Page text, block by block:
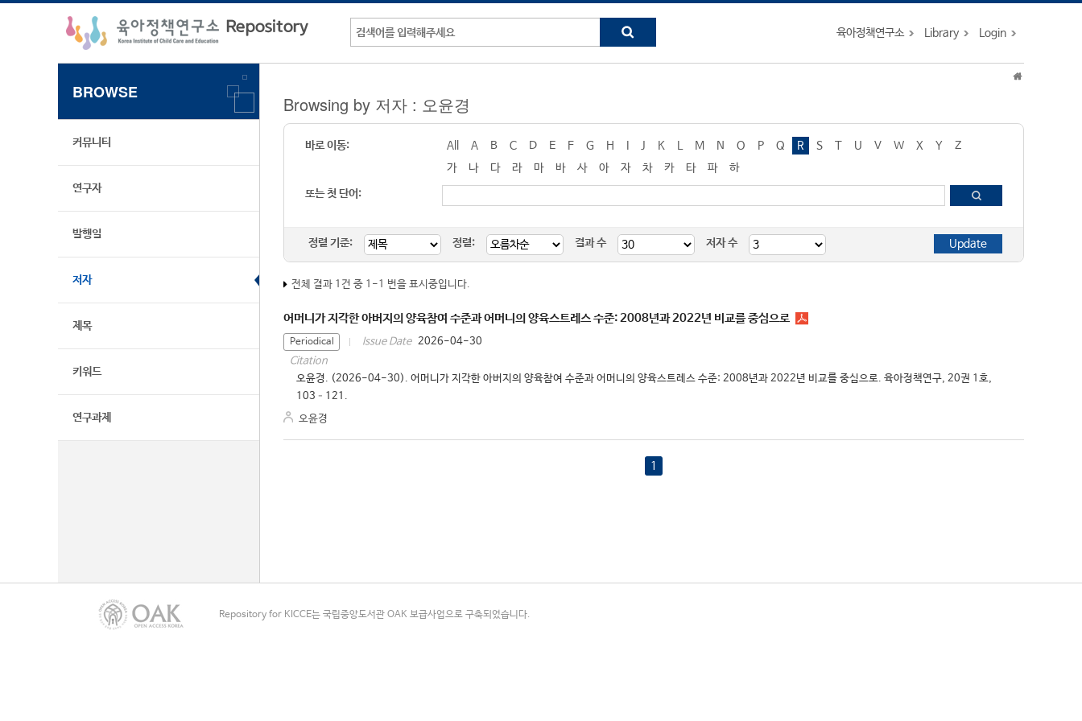
육아정책연구소 Library Login
BROWSE
커뮤니티
연구자
발행일
저자
제목
키워드
연구과제
Browsing by 저자 : 오윤경
바로 이동: All A B C D E F G H J K M N O P Q R S T U V W X Y
Z
가
나 다 라 마 바 사 아 자 차 카 타 파
하
또는 첫 단어:
정렬 기준: 정렬: 결과 수 저자 수
전체 결과 1건 중 1-1 번을 표시중입니다.
어머니가 지각한 아버지의 양육참여 수준과 어머니의 양육스트레스 수준: 2008년과 2022년 비교를 중심으로
Periodical Issue Date 2026-04-30
Citation
오윤경. (2026-04-30). 어머니가 지각한 아버지의 양육참여 수준과 어머니의 양육스트레스 수준: 2008년과 2022년 비교를 중심으로. 육아정책연구, 20권 1호,
103–121.
오윤경
1
Repository for KICCE는 국립중앙도서관 OAK 보급사업으로 구축되었습니다.